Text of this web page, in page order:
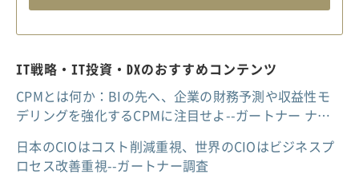
IT戦略・IT投資・DXのおすすめコンテンツ
CPMとは何か：BIの先へ、企業の財務予測や収益性モ
デリングを強化するCPMに注目せよ--ガートナー ナ…
日本のCIOはコスト削減重視、世界のCIOはビジネスプ
ロセス改善重視--ガートナー調査